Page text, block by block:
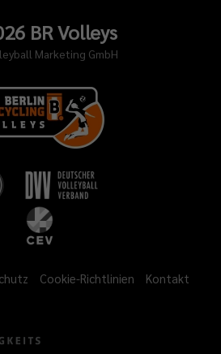
BR Volleys
Marketing GmbH
Cookie-Richtlinien Kontakt